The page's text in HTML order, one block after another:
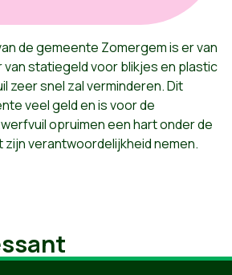
de gemeente Zomergem is er van
statiegeld voor blikjes en plastic
zeer snel zal verminderen. Dit
veel geld en is voor de
opruimen een hart onder de
zijn verantwoordelijkheid nemen.